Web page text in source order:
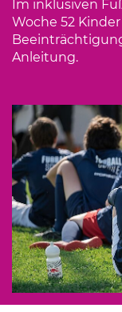
Im inklusiven
Woche 52
Anleitung.